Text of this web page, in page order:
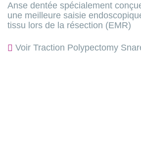
Anse dentée spécialement
une meilleure saisie
tissu lors de la résection (EMR)
Voir Traction Polypectomy